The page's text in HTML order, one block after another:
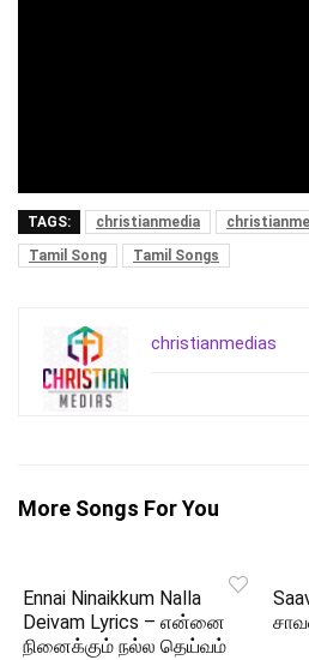
TAGS: christianmedia
Tamil Song
Tamil Songs
christianmedias
More Songs For You
Ennai Ninaikkum Nalla
Deivam Lyrics – என்னை
நினைக்கும் நல்ல தெய்வம்